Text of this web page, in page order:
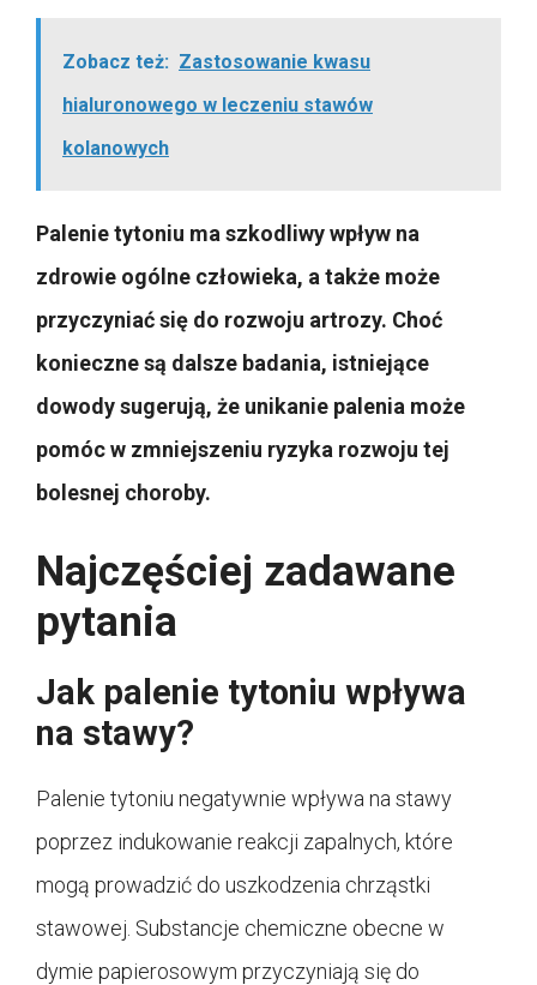
Zobacz też: Zastosowanie kwasu
hialuronowego w leczeniu stawów
kolanowych
Palenie tytoniu ma szkodliwy wpływ na
zdrowie ogólne człowieka, a także może
przyczyniać się do rozwoju artrozy. Choć
konieczne są dalsze badania, istniejące
dowody sugerują, że unikanie palenia może
pomóc w zmniejszeniu ryzyka rozwoju tej
bolesnej choroby.
Najczęściej zadawane
pytania
Jak palenie tytoniu wpływa
na stawy?
Palenie tytoniu negatywnie wpływa na stawy
poprzez indukowanie reakcji zapalnych, które
mogą prowadzić do uszkodzenia chrząstki
stawowej. Substancje chemiczne obecne w
dymie papierosowym przyczyniają się do